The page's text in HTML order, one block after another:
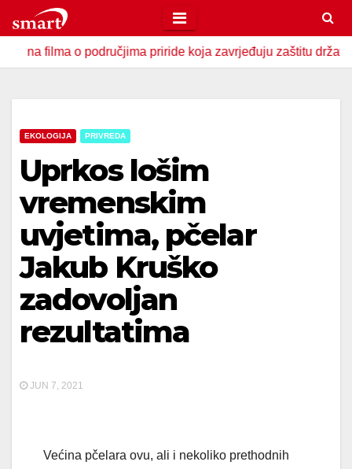
to
contento područjima priride koja zavrjeđuju zaštitu države
EKOLOGIJA PRIVREDA
Uprkos lošim
vremenskim
uvjetima, pčelar
Jakub Kruško
zadovoljan
rezultatima
JUN 7, 2021
Većina pčelara ovu, ali i nekoliko prethodnih